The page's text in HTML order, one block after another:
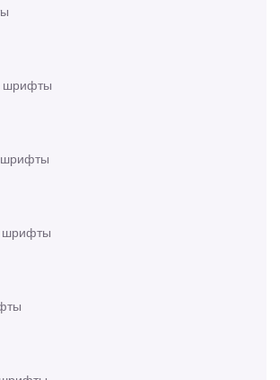
шрифты
шрифты
шрифты